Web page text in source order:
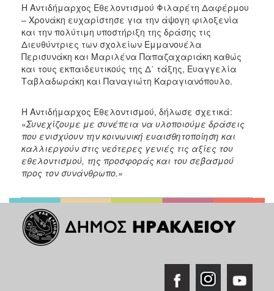
​Η Αντιδήμαρχος Εθελοντισμού Φιλαρέτη Δαφέρμου
– Χρονάκη ευχαρίστησε για την άψογη φιλοξενία
και την πολύτιμη υποστήριξη της δράσης τις
Διευθύντριες των σχολείων Εμμανουέλα
Περισυνάκη και Μαριλένα Παπαζαχαριάκη καθώς
και τους εκπαιδευτικούς της Δ΄ τάξης, Ευαγγελία
Ταβλαδωράκη και Παναγιώτη Καραγιανόπουλο.
​Η Αντιδήμαρχος Εθελοντισμού, δήλωσε σχετικά:
«Συνεχίζουμε με συνέπεια να υλοποιούμε δράσεις
που ενισχύουν την κοινωνική ευαισθητοποίηση και
καλλιεργούν στις νεότερες γενιές τις αξίες του
εθελοντισμού, της προσφοράς και του σεβασμού
προς τον συνάνθρωπο.»